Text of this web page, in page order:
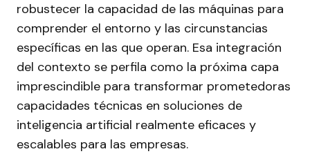
robustecer la capacidad de las máquinas para
comprender el entorno y las circunstancias
específicas en las que operan. Esa integración
del contexto se perfila como la próxima capa
imprescindible para transformar prometedoras
capacidades técnicas en soluciones de
inteligencia artificial realmente eficaces y
escalables para las empresas.